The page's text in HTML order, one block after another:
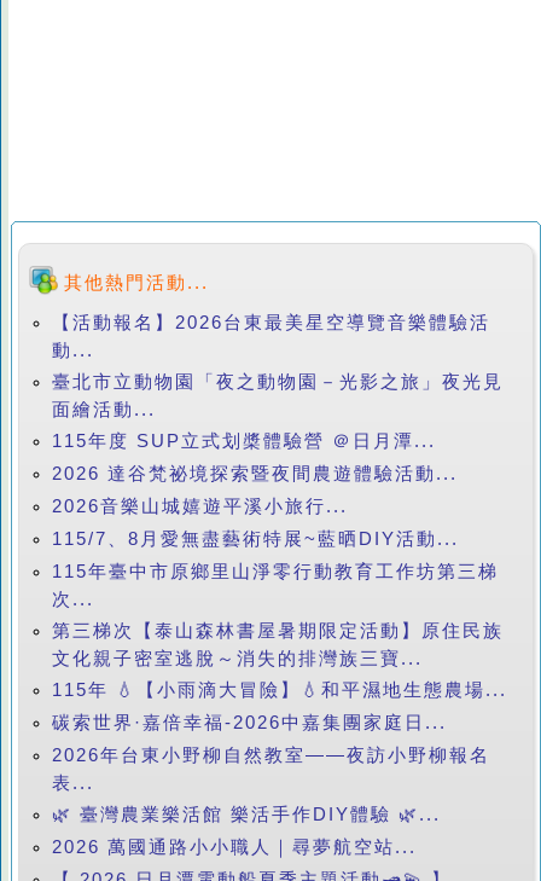
其他熱門活動...
【活動報名】2026台東最美星空導覽音樂體驗活
動...
臺北市立動物園「夜之動物園－光影之旅」夜光見
面繪活動...
115年度 SUP立式划槳體驗營 ＠日月潭...
2026 達谷梵祕境探索暨夜間農遊體驗活動...
2026音樂山城嬉遊平溪小旅行...
115/7、8月愛無盡藝術特展~藍晒DIY活動...
115年臺中市原鄉里山淨零行動教育工作坊第三梯
次...
第三梯次【泰山森林書屋暑期限定活動】原住民族
文化親子密室逃脫～消失的排灣族三寶...
115年 💧【小雨滴大冒險】💧和平濕地生態農場...
碳索世界·嘉倍幸福-2026中嘉集團家庭日...
2026年台東小野柳自然教室——夜訪小野柳報名
表...
🌿 臺灣農業樂活館 樂活手作DIY體驗 🌿...
2026 萬國通路小小職人｜尋夢航空站...